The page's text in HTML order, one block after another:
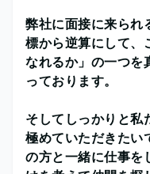
弊社に面接に来られ
標から逆算にして、
なれるか」の一つを
っております。
そしてしっかりと私
極めていただきたい
の方と一緒に仕事を